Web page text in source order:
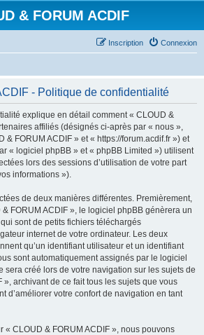
& FORUM ACDIF
Connexion
Inscription
- Politique de confidentialité
explique en détail comment « CLOUD &
affiliés (désignés ci-après par « nous »,
& FORUM ACDIF » et « https://forum.acdif.fr ») et
« logiciel phpBB » et « phpBB Limited ») utilisent
lors des sessions d’utilisation de votre part
informations »).
de deux manières différentes. Premièrement,
FORUM ACDIF », le logiciel phpBB génèrera un
sont de petits fichiers téléchargés
internet de votre ordinateur. Les deux
qu’un identifiant utilisateur et un identifiant
sont automatiquement assignés par le logiciel
sera créé lors de votre navigation sur les sujets de
», archivant de ce fait tous les sujets que vous
d’améliorer votre confort de navigation en tant
« CLOUD & FORUM ACDIF », nous pouvons